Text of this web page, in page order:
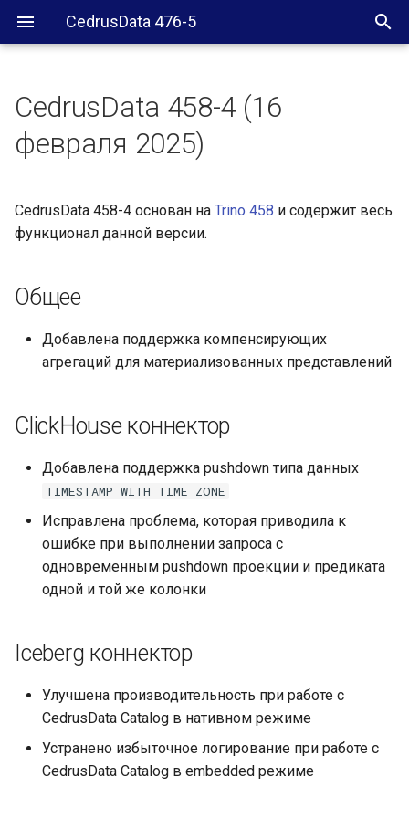
CedrusData 476-5
Iceberg коннектор
CedrusData 458-4 (16
февраля 2025)
CedrusData 458-4 основан на Trino 458 и содержит весь
функционал данной версии.
Общее
Добавлена поддержка компенсирующих
агрегаций для материализованных представлений
ClickHouse коннектор
Добавлена поддержка pushdown типа данных
TIMESTAMP WITH TIME ZONE
Исправлена проблема, которая приводила к
ошибке при выполнении запроса с
одновременным pushdown проекции и предиката
одной и той же колонки
Iceberg коннектор
Улучшена производительность при работе с
CedrusData Catalog в нативном режиме
Устранено избыточное логирование при работе с
CedrusData Catalog в embedded режиме